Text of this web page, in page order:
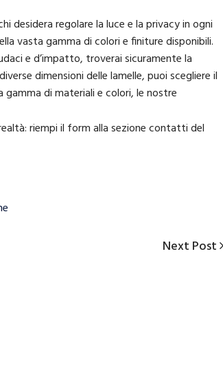
desidera regolare la luce e la privacy in ogni
vasta gamma di colori e finiture disponibili.
e d’impatto, troverai sicuramente la
dimensioni delle lamelle, puoi scegliere il
di materiali e colori, le nostre
riempi il form alla sezione contatti del
Next
Next Post